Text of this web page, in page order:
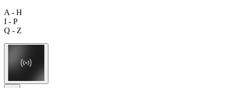
A - H
I - P
Q - Z